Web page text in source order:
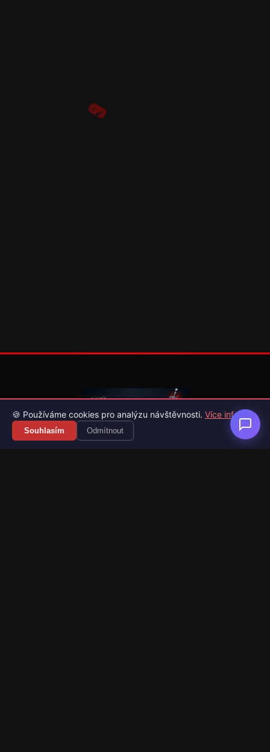
Váš průvodce světem videoher. Novinky, recenze a česko-
slovenské překlady her.
🍪 Používáme cookies pro analýzu návštěvnosti. Více info
Souhlasím Odmítnout